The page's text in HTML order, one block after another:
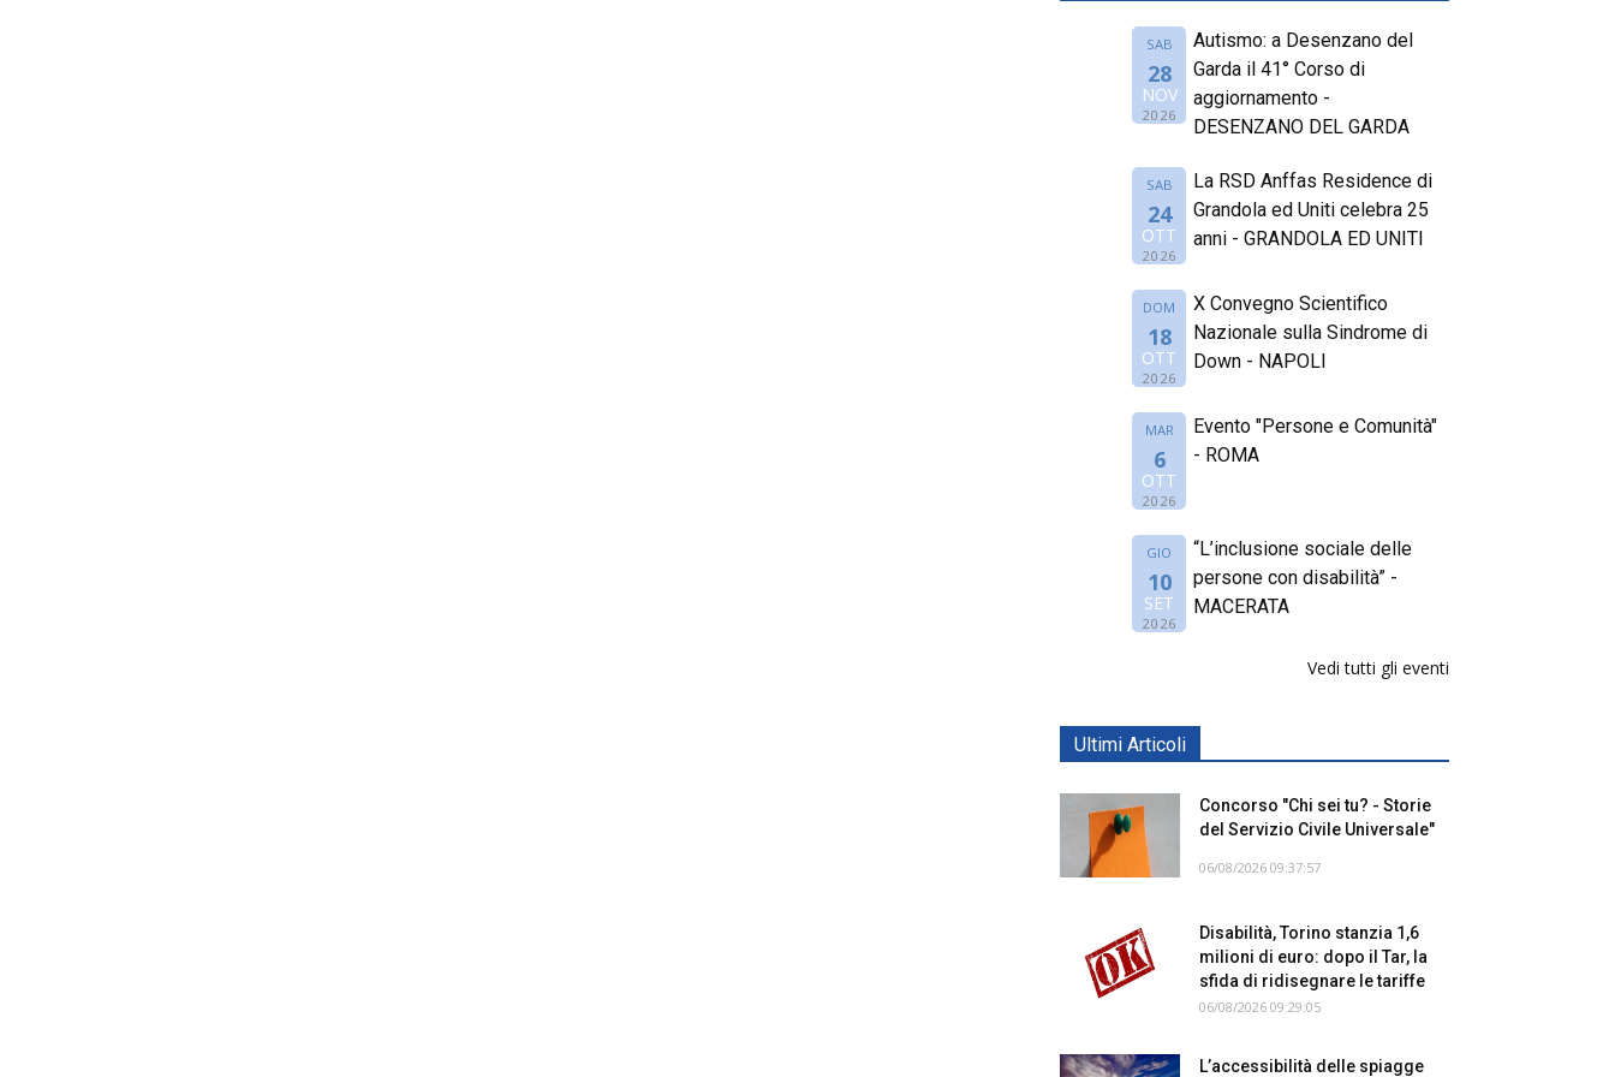
SAB
28
NOV
2026
Autismo: a Desenzano del
Garda il 41° Corso di
aggiornamento -
DESENZANO DEL GARDA
SAB
24
OTT
2026
La RSD Anffas Residence di
Grandola ed Uniti celebra 25
anni - GRANDOLA ED UNITI
DOM
18
OTT
2026
X Convegno Scientifico
Nazionale sulla Sindrome di
Down - NAPOLI
MAR
6
OTT
2026
Evento "Persone e Comunità"
- ROMA
GIO
10
SET
2026
“L’inclusione sociale delle
persone con disabilità” -
MACERATA
Vedi tutti gli eventi
Ultimi Articoli
Concorso "Chi sei tu? - Storie
del Servizio Civile Universale"
06/08/2026 09:37:57
Disabilità, Torino stanzia 1,6
milioni di euro: dopo il Tar, la
sfida di ridisegnare le tariffe
06/08/2026 09:29:05
L’accessibilità delle spiagge